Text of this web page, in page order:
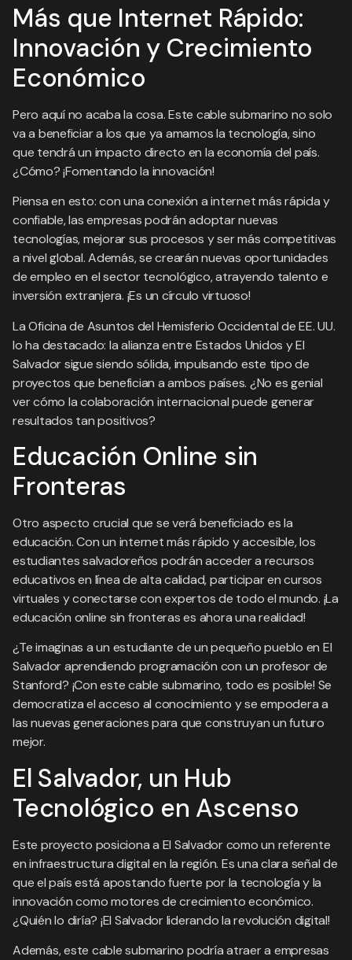
Más que Internet Rápido:
Innovación y Crecimiento
Económico
Pero aquí no acaba la cosa. Este cable submarino no solo
va a beneficiar a los que ya amamos la tecnología, sino
que tendrá un impacto directo en la economía del país.
¿Cómo? ¡Fomentando la innovación!
Piensa en esto: con una conexión a internet más rápida y
confiable, las empresas podrán adoptar nuevas
tecnologías, mejorar sus procesos y ser más competitivas
a nivel global. Además, se crearán nuevas oportunidades
de empleo en el sector tecnológico, atrayendo talento e
inversión extranjera. ¡Es un círculo virtuoso!
La Oficina de Asuntos del Hemisferio Occidental de EE. UU.
lo ha destacado: la alianza entre Estados Unidos y El
Salvador sigue siendo sólida, impulsando este tipo de
proyectos que benefician a ambos países. ¿No es genial
ver cómo la colaboración internacional puede generar
resultados tan positivos?
Educación Online sin
Fronteras
Otro aspecto crucial que se verá beneficiado es la
educación. Con un internet más rápido y accesible, los
estudiantes salvadoreños podrán acceder a recursos
educativos en línea de alta calidad, participar en cursos
virtuales y conectarse con expertos de todo el mundo. ¡La
educación online sin fronteras es ahora una realidad!
¿Te imaginas a un estudiante de un pequeño pueblo en El
Salvador aprendiendo programación con un profesor de
Stanford? ¡Con este cable submarino, todo es posible! Se
democratiza el acceso al conocimiento y se empodera a
las nuevas generaciones para que construyan un futuro
mejor.
El Salvador, un Hub
Tecnológico en Ascenso
Este proyecto posiciona a El Salvador como un referente
en infraestructura digital en la región. Es una clara señal de
que el país está apostando fuerte por la tecnología y la
innovación como motores de crecimiento económico.
¿Quién lo diría? ¡El Salvador liderando la revolución digital!
Además, este cable submarino podría atraer a empresas